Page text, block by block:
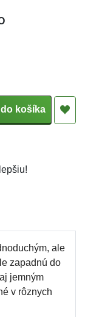
košíka
ale
zapadnú do
jemným
v rôznych